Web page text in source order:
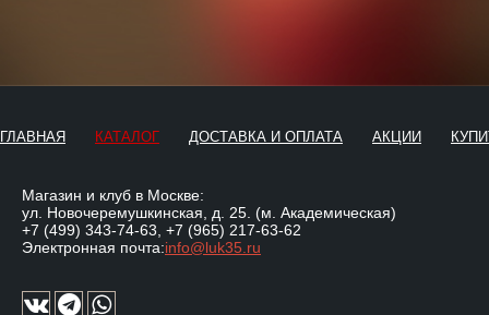
ГЛАВНАЯ КАТАЛОГ ДОСТАВКА И ОПЛАТА АКЦИИ
Магазин и клуб в Москве:
ул. Новочеремушкинская, д. 25. (м. Академическая)
+7 (499) 343-74-63 +7 (965) 217-63-62
Электронная почта:info@luk35.ru